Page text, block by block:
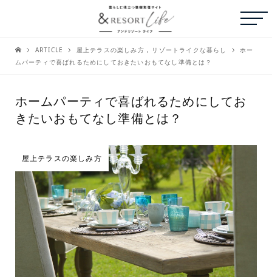
ARTICLE 屋上テラスの楽しみ方 , リゾートライクな暮らし
ホー
ムパーティで喜ばれるためにしておきたいおもてなし準備とは？
ホームパーティで喜ばれるためにしてお
きたいおもてなし準備とは？
屋上テラスの楽しみ方